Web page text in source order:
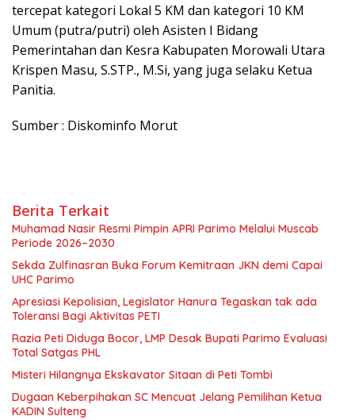
tercepat kategori Lokal 5 KM dan kategori 10 KM
Umum (putra/putri) oleh Asisten I Bidang
Pemerintahan dan Kesra Kabupaten Morowali Utara
Krispen Masu, S.STP., M.Si, yang juga selaku Ketua
Panitia.
Sumber : Diskominfo Morut
Berita Terkait
Muhamad Nasir Resmi Pimpin APRI Parimo Melalui Muscab
Periode 2026–2030
Sekda Zulfinasran Buka Forum Kemitraan JKN demi Capai
UHC Parimo
Apresiasi Kepolisian, Legislator Hanura Tegaskan tak ada
Toleransi Bagi Aktivitas PETI
Razia Peti Diduga Bocor, LMP Desak Bupati Parimo Evaluasi
Total Satgas PHL
Misteri Hilangnya Ekskavator Sitaan di Peti Tombi
Dugaan Keberpihakan SC Mencuat Jelang Pemilihan Ketua
KADIN Sulteng